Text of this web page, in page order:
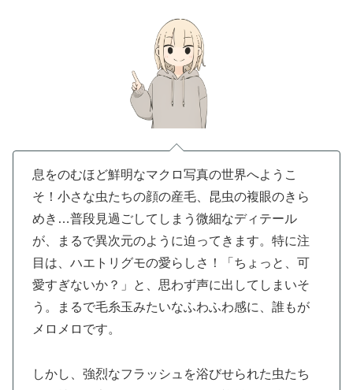
息をのむほど鮮明なマクロ写真の世界へようこ
そ！小さな虫たちの顔の産毛、昆虫の複眼のきら
めき…普段見過ごしてしまう微細なディテール
が、まるで異次元のように迫ってきます。特に注
目は、ハエトリグモの愛らしさ！「ちょっと、可
愛すぎないか？」と、思わず声に出してしまいそ
う。まるで毛糸玉みたいなふわふわ感に、誰もが
メロメロです。
しかし、強烈なフラッシュを浴びせられた虫たち